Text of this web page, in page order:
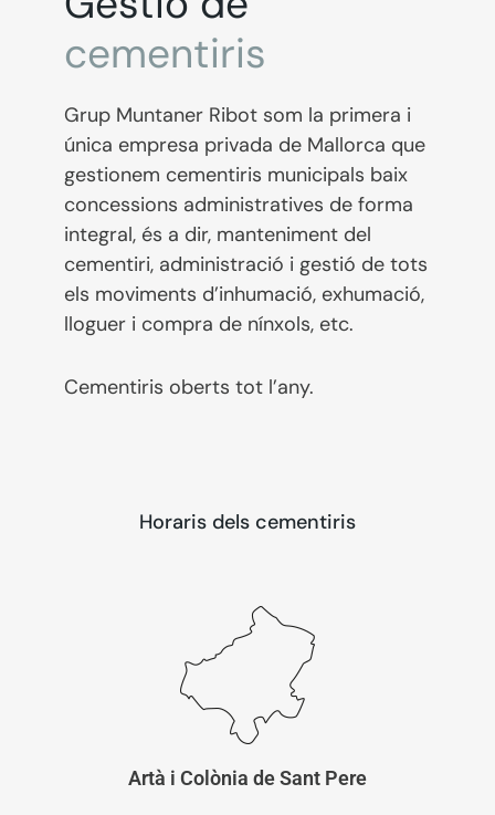
cementiris
Grup Muntaner Ribot som la primera i
única empresa privada de Mallorca que
gestionem cementiris municipals baix
concessions administratives de forma
integral, és a dir, manteniment del
cementiri, administració i gestió de tots
els moviments d’inhumació, exhumació,
lloguer i compra de nínxols, etc.
Cementiris oberts tot l’any.
Horaris dels cementiris
Artà i Colònia de Sant Pere